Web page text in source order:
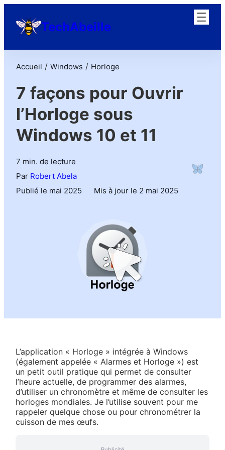
TechAbeille
Accueil / Windows / Horloge
7 façons pour Ouvrir
l’Horloge sous
Windows 10 et 11
7 min. de lecture
Par Robert Abela
Publié le mai 2025
Mis à jour le 2 mai 2025
❀
L’application « Horloge » intégrée à Windows
(également appelée « Alarmes et Horloge ») est
un petit outil pratique qui permet de consulter
l’heure actuelle, de programmer des alarmes,
d’utiliser un chronomètre et même de consulter les
horloges mondiales. Je l’utilise souvent pour me
rappeler quelque chose ou pour chronométrer la
cuisson de mes œufs.